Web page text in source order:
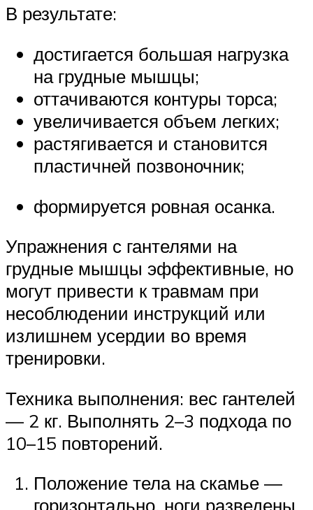
В результате:
достигается большая нагрузка
на грудные мышцы;
оттачиваются контуры торса;
увеличивается объем легких;
растягивается и становится
пластичней позвоночник;
формируется ровная осанка.
Упражнения с гантелями на
грудные мышцы эффективные, но
могут привести к травмам при
несоблюдении инструкций или
излишнем усердии во время
тренировки.
Техника выполнения: вес гантелей
— 2 кг. Выполнять 2–3 подхода по
10–15 повторений.
Положение тела на скамье —
горизонтально, ноги разведены